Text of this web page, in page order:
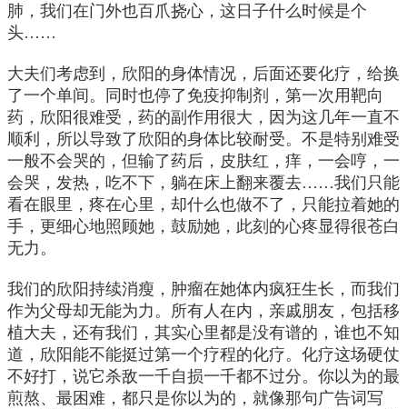
肺，我们在门外也百爪挠心，这日子什么时候是个
头……
大夫们考虑到，欣阳的身体情况，后面还要化疗，给换
了一个单间。同时也停了免疫抑制剂，第一次用靶向
药，欣阳很难受，药的副作用很大，因为这几年一直不
顺利，所以导致了欣阳的身体比较耐受。不是特别难受
一般不会哭的，但输了药后，皮肤红，痒，一会哼，一
会哭，发热，吃不下，躺在床上翻来覆去……我们只能
看在眼里，疼在心里，却什么也做不了，只能拉着她的
手，更细心地照顾她，鼓励她，此刻的心疼显得很苍白
无力。
我们的欣阳持续消瘦，肿瘤在她体内疯狂生长，而我们
作为父母却无能为力。所有人在内，亲戚朋友，包括移
植大夫，还有我们，其实心里都是没有谱的，谁也不知
道，欣阳能不能挺过第一个疗程的化疗。化疗这场硬仗
不好打，说它杀敌一千自损一千都不过分。你以为的最
煎熬、最困难，都只是你以为的，就像那句广告词写